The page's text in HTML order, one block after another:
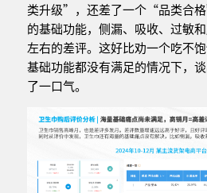
类升级”，还差了一个“品类合
的基础功能，侧漏、吸收、过敏
左右的差评。这好比劝一个吃不
基础功能都没有满足的情况下，
了一口气。